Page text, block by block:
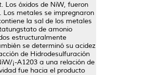
Los óxidos de NiW, fueron
Los metales se impregnaron
la sal de los metales
de amonio
estructuralmente
se determinó su acidez
de Hidrodesulfuración
¡-A1203 a una relación de
fue hacia el producto